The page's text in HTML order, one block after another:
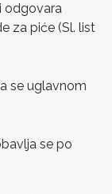
odgovara
za piće (Sl. list
se uglavnom
se po